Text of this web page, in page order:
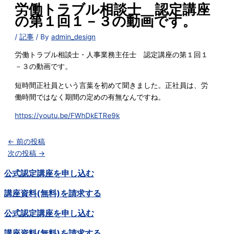
労働トラブル相談士 認定講座
の第１回１－３の動画です。
/記事 / Byadmin_design
労働トラブル相談士・人事業務主任士 認定講座の第１回１
－３の動画です。
短時間正社員という言葉を初めて聞きました。正社員は、労
働時間ではなく期間の定めの有無なんですね。
https://youtu.be/FWhDkETRe9k
← 前の投稿
次の投稿 →
公式認定講座を申し込む
講座資料(無料)を請求する
公式認定講座を申し込む